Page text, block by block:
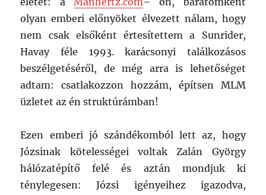
olyan emberi előnyöket élvezett nálam, hogy
nem csak elsőként értesítettem a Sunrider,
Havay féle 1993. karácsonyi találkozásos
beszélgetéséről, de még arra is lehetőséget
adtam: csatlakozzon hozzám, építsen MLM
üzletet az én struktúrámban!
Ezen emberi jó szándékomból lett az, hogy
Józsinak kötelességei voltak Zalán György
hálózatépítő felé és aztán mondjuk ki
ténylegesen: Józsi igényeihez igazodva,